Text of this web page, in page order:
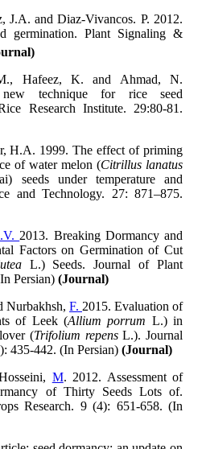
J.A. and Diaz-Vivancos. P. 2012.
germination. Plant Signaling &
Hafeez, K. and Ahmad, N.
new technique for rice seed
Research Institute. 29:80-81.
H.A. 1999. The effect of priming
of water melon (Citrillus lanatus
seeds under temperature and
and Technology. 27: 871–875.
2013. Breaking Dormancy and
Factors on Germination of Cut
L.) Seeds. Journal of Plant
Persian) (Journal)
Nurbakhsh, F. 2015. Evaluation of
of Leek (Allium porrum L.) in
(Trifolium repensL.). Journal
435-442. (In Persian) (Journal)
M. 2012. Assessment of
of Thirty Seeds Lots of.
Research. 9 (4): 651-658. (In